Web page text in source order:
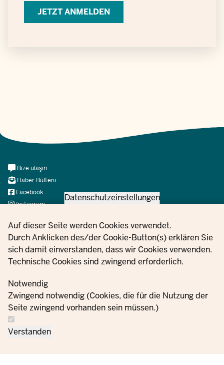
Privacy settings
Datenschutzeinstellungen
Auf dieser Seite werden Cookies verwendet.
Durch Anklicken des/der Cookie-Button(s) erklären Sie
sich damit einverstanden, dass wir Cookies verwenden.
Technische Cookies sind zwingend erforderlich.
Notwendig
Zwingend notwendig (Cookies, die für die Nutzung der
Seite zwingend vorhanden sein müssen.)
Verstanden
personenbezogener
Bize
ulaşın
Meta
Navi
Social
Bize ulaşın
Haber Bülteni
Facebook
Instagram
YouTube
© 2021 - 2026 Ministerium für Kinder, Jugend, Familie,